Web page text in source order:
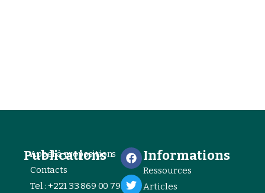
Publications
Appel à propositions
Contacts
Tel : +221 33 869 00 79
Informations
Ressources
Articles